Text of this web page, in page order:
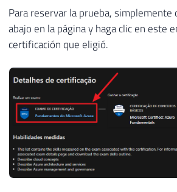
Para reservar la prueba, simplemente
abajo en la página y haga clic en este
certificación que eligió.